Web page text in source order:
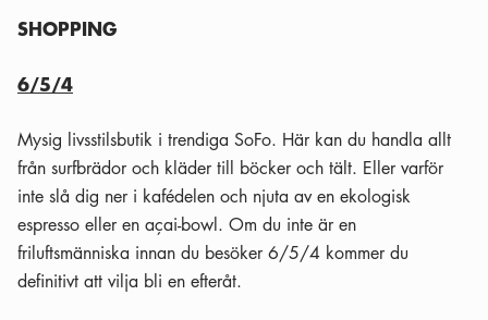
SHOPPING
6/5/4
Mysig livsstilsbutik i trendiga SoFo. Här kan du handla allt
från surfbrädor och kläder till böcker och tält. Eller varför
inte slå dig ner i kafédelen och njuta av en ekologisk
espresso eller en açai-bowl. Om du inte är en
friluftsmänniska innan du besöker 6/5/4 kommer du
definitivt att vilja bli en efteråt.